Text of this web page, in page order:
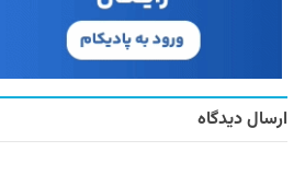
ارسال دیدگاه